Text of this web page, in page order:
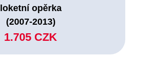
loketní opěrka
(2007-2013)
1.705 CZK